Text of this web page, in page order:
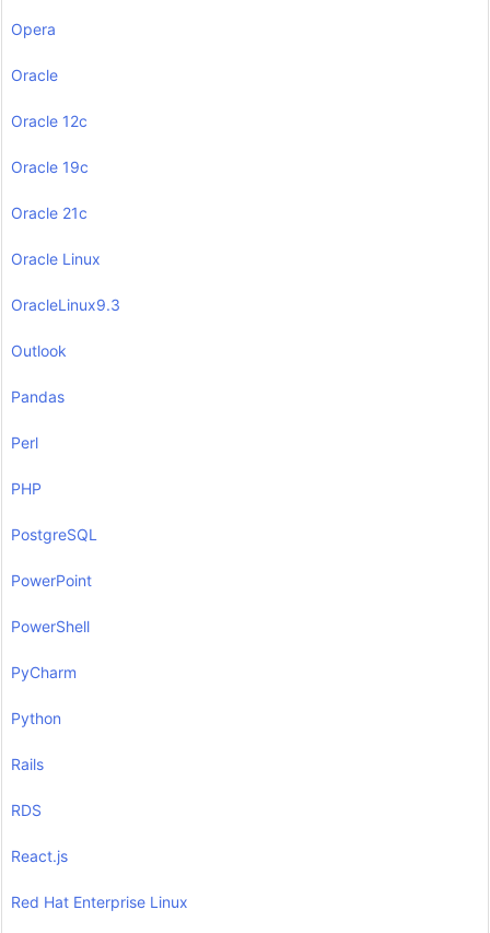
Opera
Oracle
Oracle 12c
Oracle 19c
Oracle 21c
Oracle Linux
OracleLinux9.3
Outlook
Pandas
Perl
PHP
PostgreSQL
PowerPoint
PowerShell
PyCharm
Python
Rails
RDS
React.js
Red Hat Enterprise Linux